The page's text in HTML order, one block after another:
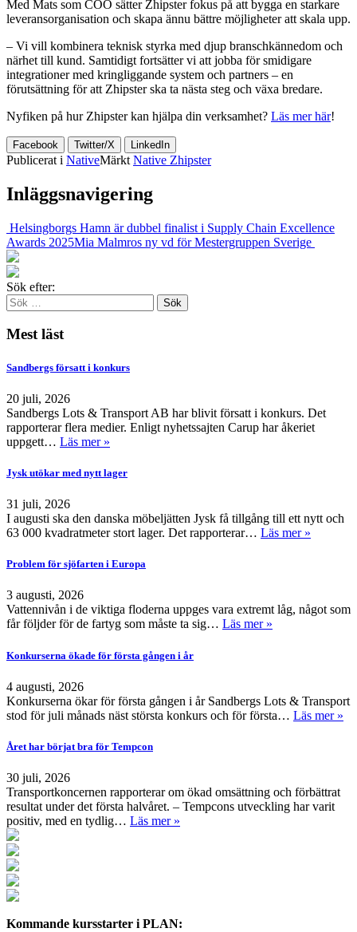
Med Mats som COO sätter Zhipster fokus på att bygga en starkare
leveransorganisation och skapa ännu bättre möjligheter att skala upp.
– Vi vill kombinera teknisk styrka med djup branschkännedom och
närhet till kund. Samtidigt fortsätter vi att jobba för smidigare
integrationer med kringliggande system och partners – en
förutsättning för att Zhipster ska ta nästa steg och växa bredare.
Nyfiken på hur Zhipster kan hjälpa din verksamhet? Läs mer här!
Facebook Twitter/X LinkedIn
Publicerat i NativeMärkt Native Zhipster
Inläggsnavigering
Helsingborgs Hamn är dubbel finalist i Supply Chain Excellence
Awards 2025Mia Malmros ny vd för Mestergruppen Sverige
Sök efter:
Mest läst
Sandbergs försatt i konkurs
20 juli, 2026
Sandbergs Lots & Transport AB har blivit försatt i konkurs. Det
rapporterar flera medier. Enligt nyhetssajten Carup har åkeriet
uppgett… Läs mer »
Jysk utökar med nytt lager
31 juli, 2026
I augusti ska den danska möbeljätten Jysk få tillgång till ett nytt och
63 000 kvadratmeter stort lager. Det rapporterar… Läs mer »
Problem för sjöfarten i Europa
3 augusti, 2026
Vattennivån i de viktiga floderna uppges vara extremt låg, något som
får följder för de fartyg som måste ta sig… Läs mer »
Konkurserna ökade för första gången i år
4 augusti, 2026
Konkurserna ökar för första gången i år Sandbergs Lots & Transport
stod för juli månads näst största konkurs och för första… Läs mer »
Året har börjat bra för Tempcon
30 juli, 2026
Transportkoncernen rapporterar om ökad omsättning och förbättrat
resultat under det första halvåret. – Tempcons utveckling har varit
positiv, med en tydlig… Läs mer »
Kommande kursstarter i PLAN: